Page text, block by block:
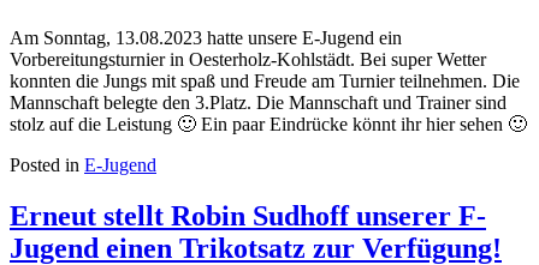
Am Sonntag, 13.08.2023 hatte unsere E-Jugend ein
Vorbereitungsturnier in Oesterholz-Kohlstädt. Bei super Wetter
konnten die Jungs mit spaß und Freude am Turnier teilnehmen. Die
Mannschaft belegte den 3.Platz. Die Mannschaft und Trainer sind
stolz auf die Leistung 🙂 Ein paar Eindrücke könnt ihr hier sehen 🙂
Posted in E-Jugend
Erneut stellt Robin Sudhoff unserer F-
Jugend einen Trikotsatz zur Verfügung!